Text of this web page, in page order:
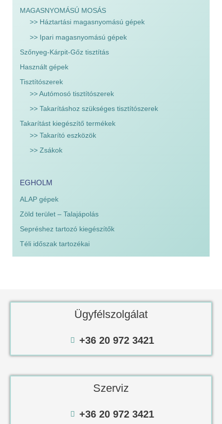
MAGASNYOMÁSÚ MOSÁS
>> Háztartási magasnyomású gépek
>> Ipari magasnyomású gépek
Szőnyeg-Kárpit-Gőz tisztítás
Használt gépek
Tisztítószerek
>> Autómosó tisztítószerek
>> Takarításhoz szükséges tisztítószerek
Takarítást kiegészítő termékek
>> Takarító eszközök
>> Zsákok
EGHOLM
ALAP gépek
Zöld terület – Talajápolás
Sepréshez tartozó kiegészítők
Téli időszak tartozékai
Ügyfélszolgálat
+36 20 972 3421
Szerviz
+36 20 972 3421